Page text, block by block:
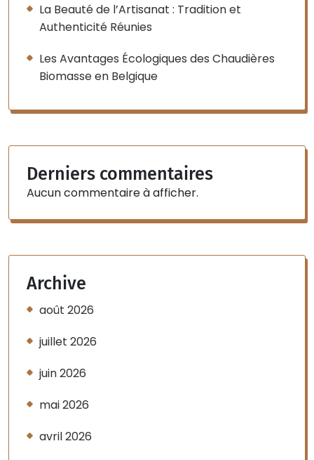
La Beauté de l’Artisanat : Tradition et
Authenticité Réunies
Les Avantages Écologiques des Chaudières
Biomasse en Belgique
Derniers commentaires
Aucun commentaire à afficher.
Archive
août 2026
juillet 2026
juin 2026
mai 2026
avril 2026